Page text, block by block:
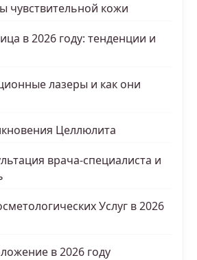
чувствительной кожи
в 2026 году: тенденции и
лазеры и как они
Целлюлита
врача-специалиста и
Услуг в 2026
в 2026 году